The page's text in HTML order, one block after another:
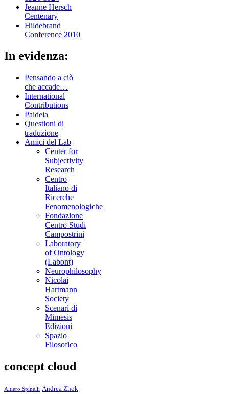
Jeanne Hersch
Centenary
Hildebrand
Conference 2010
In evidenza:
Pensando a ciò
che accade…
International
Contributions
Paideia
Questioni di
traduzione
Amici del Lab
Center for
Subjectivity
Research
Centro
Italiano di
Ricerche
Fenomenologiche
Fondazione
Centro Studi
Campostrini
Laboratory
of Ontology
(Labont)
Neurophilosophy
Nicolai
Hartmann
Society
Scenari di
Mimesis
Edizioni
Spazio
Filosofico
concept cloud
Altiero Spinelli Andrea Zhok